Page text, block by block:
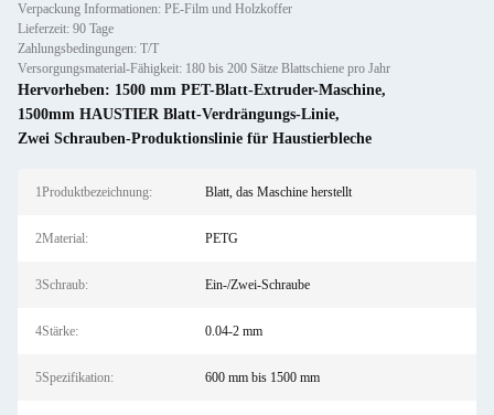
Verpackung Informationen: PE-Film und Holzkoffer
Lieferzeit: 90 Tage
Zahlungsbedingungen: T/T
Versorgungsmaterial-Fähigkeit: 180 bis 200 Sätze Blattschiene pro Jahr
Hervorheben: 1500 mm PET-Blatt-Extruder-Maschine,
1500mm HAUSTIER Blatt-Verdrängungs-Linie,
Zwei Schrauben-Produktionslinie für Haustierbleche
1Produktbezeichnung: Blatt, das Maschine herstellt
2Material: PETG
3Schraub: Ein-/Zwei-Schraube
4Stärke: 0.04-2 mm
5Spezifikation: 600 mm bis 1500 mm